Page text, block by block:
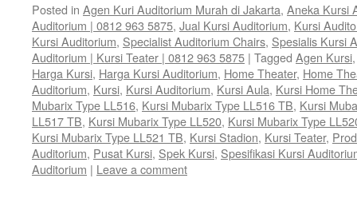
Posted in Agen Kuri Auditorium Murah di Jakarta, Aneka Kursi
Auditorium | 0812 963 5875, Jual Kursi Auditorium, Kursi
Kursi Auditorium, Specialist Auditorium Chairs, Spesialis Kursi
Auditorium | Kursi Teater | 0812 963 5875 | Tagged Agen Kursi
Harga Kursi, Harga Kursi Auditorium, Home Theater, Home
Auditorium, Kursi, Kursi Auditorium, Kursi Aula, Kursi Home
Mubarix Type LL516, Kursi Mubarix Type LL516 TB, Kursi
LL517 TB, Kursi Mubarix Type LL520, Kursi Mubarix Type
Kursi Mubarix Type LL521 TB, Kursi Stadion, Kursi Teater,
Auditorium, Pusat Kursi, Spek Kursi, Spesifikasi Kursi
Auditorium | Leave a comment